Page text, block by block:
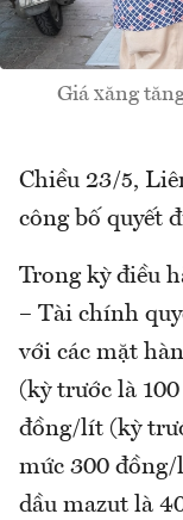
Giá xăng
Chiều 23/5,
công bố quyết
Trong kỳ điều
– Tài chính
với các mặt
(kỳ trước là
đồng/lít (kỳ
mức 300
dầu mazut là